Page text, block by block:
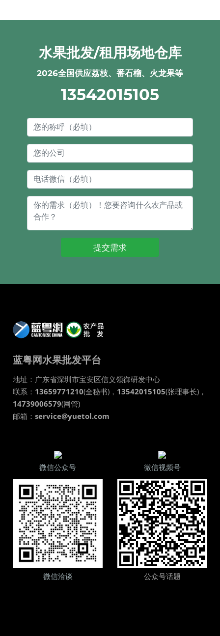
水果批发/租用场地仓库
2026全国供应荔枝、番石榴、火龙果等
13542015105
提交需求
蓝粤网水果批发平台
地址： 广东省深圳市宝安区信义领御研发中心
联系： 13659771210(全秘书)， 13542015105(张理事长)，
14739006579(网管)
邮箱：service@yuetol.com
微信公众号 微信视频号
微信洽谈 公众号话题